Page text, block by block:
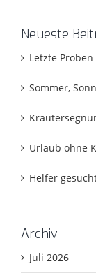
Neueste
Letzte
Sommer,
Urlaub ohne
Helfer
Archiv
Juli 2026